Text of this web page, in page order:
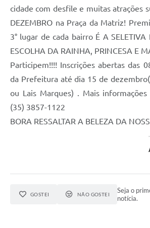
cidade com desfile e muitas atrações
DEZEMBRO na Praça da Matriz!
3° lugar de cada bairro É A SELETIVA
ESCOLHA DA RAINHA, PRINCESA E
Participem!!!! Inscrições abertas das
da Prefeitura até dia 15 de
ou Lais Marques) . Mais
(35) 3857-1122
BORA RESSALTAR A BELEZA DA
GOSTEI NÃO GOSTEI
Seja o
notícia.